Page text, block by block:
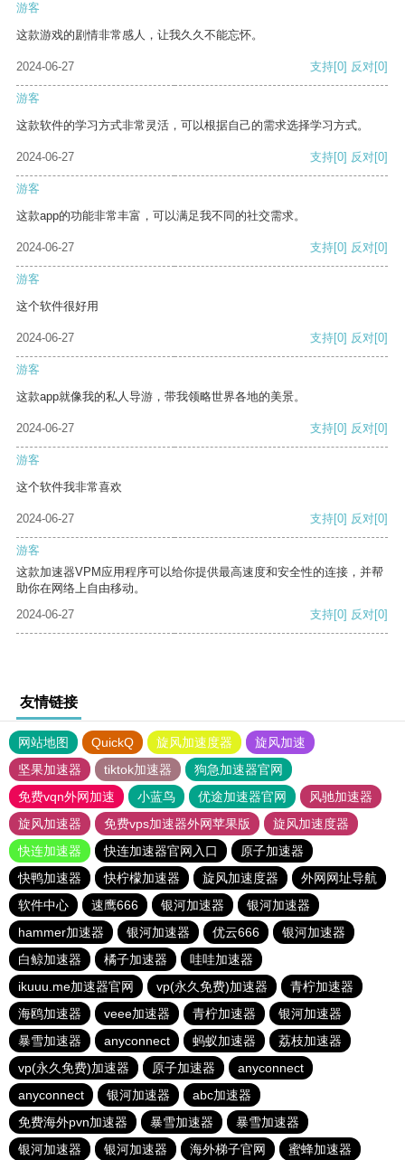
游客
这款游戏的剧情非常感人，让我久久不能忘怀。
2024-06-27 支持[0] 反对[0]
游客
这款软件的学习方式非常灵活，可以根据自己的需求选择学习方式。
2024-06-27 支持[0] 反对[0]
游客
这款app的功能非常丰富，可以满足我不同的社交需求。
2024-06-27 支持[0] 反对[0]
游客
这个软件很好用
2024-06-27 支持[0] 反对[0]
游客
这款app就像我的私人导游，带我领略世界各地的美景。
2024-06-27 支持[0] 反对[0]
游客
这个软件我非常喜欢
2024-06-27 支持[0] 反对[0]
游客
这款加速器VPM应用程序可以给你提供最高速度和安全性的连接，并帮
助你在网络上自由移动。
2024-06-27
支持[0] 反对[0]
友情链接
网站地图 QuickQ 旋风加速度器
旋风加速
坚果加速器
tiktok加速器
狗急加速器官网
免费vqn外网加速
小蓝鸟 优途加速器官网
风驰加速器
旋风加速器
免费vps加速器外网苹果版
旋风加速度器
快连加速器
快连加速器官网入口
原子加速器
快鸭加速器
快柠檬加速器 旋风加速度器
外网网址导航
软件中心
速鹰666 银河加速器
银河加速器
hammer加速器
银河加速器 优云666
银河加速器
白鲸加速器
橘子加速器
哇哇加速器
ikuuu.me加速器官网
vp(永久免费)加速器
青柠加速器
海鸥加速器
veee加速器 青柠加速器
银河加速器
暴雪加速器
anyconnect 蚂蚁加速器
荔枝加速器
vp(永久免费)加速器
原子加速器
anyconnect
anyconnect
银河加速器
abc加速器
免费海外pvn加速器
暴雪加速器
暴雪加速器
银河加速器
银河加速器 海外梯子官网 蜜蜂加速器